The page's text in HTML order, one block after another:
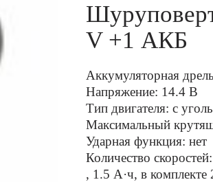
V +1 АКБ
Аккумуляторная
Напряжение: 14.4 В
Тип двигателя: с
Максимальный
Ударная функция: нет
Количество
, 1.5 А·ч, в комплекте